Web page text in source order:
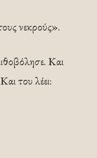
νεκρούς».
Και
του λέει: